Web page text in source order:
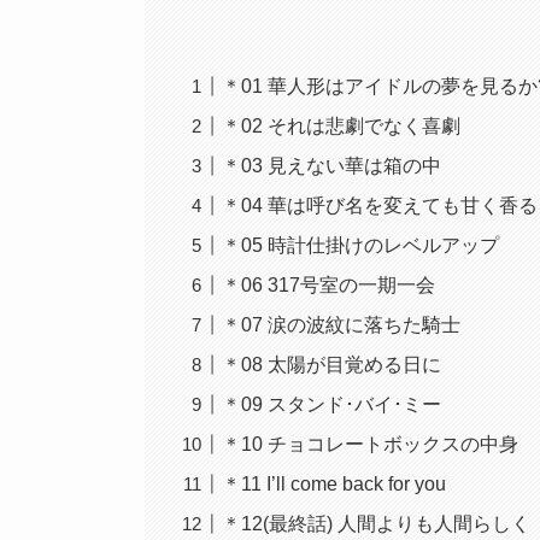
＊01 華人形はアイドルの夢を見る
＊02 それは悲劇でなく喜劇
＊03 見えない華は箱の中
＊04 華は呼び名を変えても甘く香る
＊05 時計仕掛けのレベルアップ
＊06 317号室の一期一会
＊07 涙の波紋に落ちた騎士
＊08 太陽が目覚める日に
＊09 スタンド･バイ･ミー
＊10 チョコレートボックスの中身
＊11 I’ll come back for you
＊12(最終話) 人間よりも人間らしく